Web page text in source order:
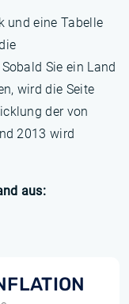
und eine Tabelle
Sie ein Land
wird die Seite
der von
2013 wird
aus: